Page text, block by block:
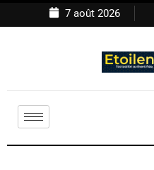
7 août 2026